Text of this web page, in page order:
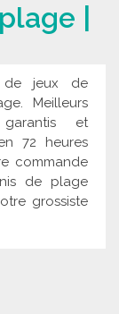
|
de jeux de
Meilleurs
et
72 heures
commande
de plage
grossiste